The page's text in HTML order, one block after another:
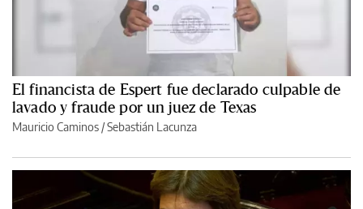
El financista de Espert fue declarado culpable de
lavado y fraude por un juez de Texas
Mauricio Caminos /Sebastián Lacunza